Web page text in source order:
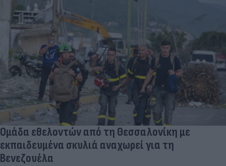
Ομάδα εθελοντών από τη Θεσσαλονίκη με
εκπαιδευμένα σκυλιά αναχωρεί για τη
Βενεζουέλα